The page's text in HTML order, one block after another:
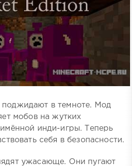
в темноте. Мод
мобов на жутких
инди-игры. Теперь
себя в безопасности.
ужасающе. Они пугают